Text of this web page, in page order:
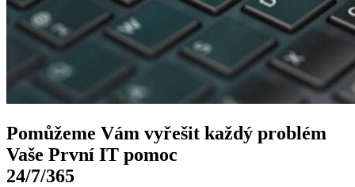
Pomůžeme Vám vyřešit každý problém
Vaše První IT pomoc
24/7/365